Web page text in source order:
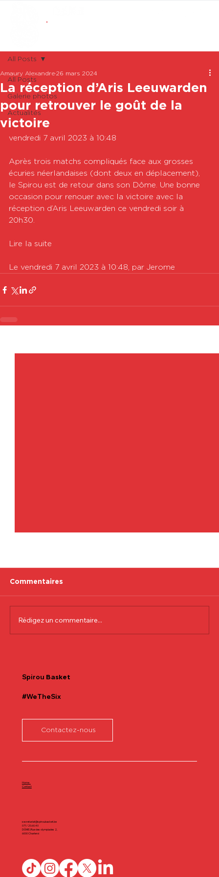
All Posts
Galerie photos
Actualités
All Posts
La réception d’Aris Leeuwarden
pour retrouver le goût de la
victoire
Amaury Alexandre 26 mars 2024
vendredi 7 avril 2023 à 10:48
Après trois matchs compliqués face aux grosses
écuries néerlandaises (dont deux en déplacement),
le Spirou est de retour dans son Dôme. Une bonne
occasion pour renouer avec la victoire avec la
réception d’Aris Leeuwarden ce vendredi soir à
20h30.
Lire la suite
Le vendredi 7 avril 2023 à 10:48, par Jerome
Commentaires
Rédigez un commentaire...
Spirou Basket
#WeTheSix
Contactez-nous
secretariat@spiroubasket.be
071/20.60.40
DÔME | Rue des olympiades 2,
6000 Charleroi
Home
Contact